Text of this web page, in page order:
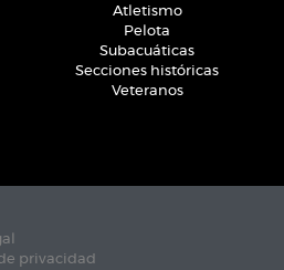
Atletismo
Pelota
Subacuáticas
Secciones históricas
Veteranos
privacidad